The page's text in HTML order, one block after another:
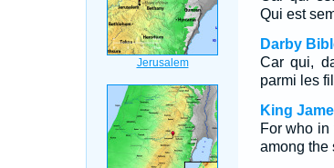
Qui est
Darby
Car qui,
parmi les
King
For who
among the